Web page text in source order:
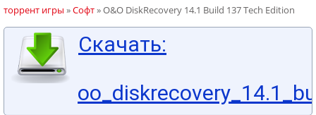
торрент игры »Софт» O&O DiskRecovery 14.1 Build 137 Tech Edition
Скачать: